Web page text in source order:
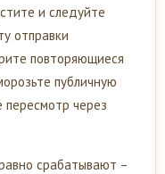
и следуйте
отправки
повторяющиеся
публичную
пересмотр через
срабатывают –